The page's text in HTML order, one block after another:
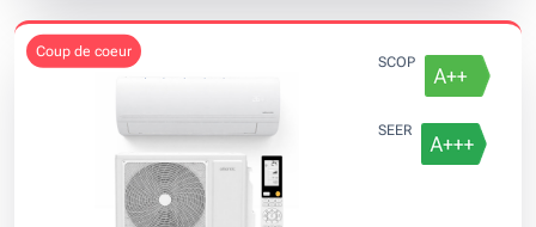
coup de coeur
SCOP
SEER